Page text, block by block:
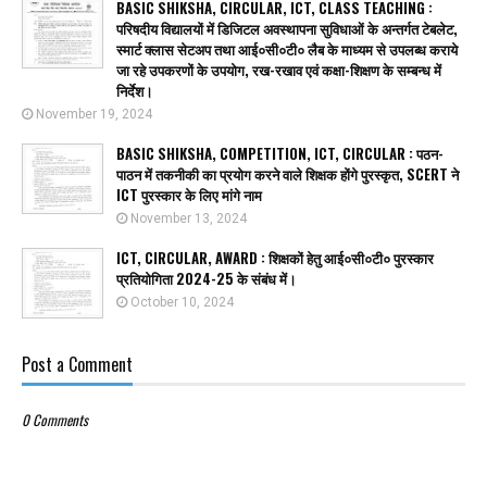
BASIC SHIKSHA, CIRCULAR, ICT, CLASS TEACHING :
परिषदीय विद्यालयों में डिजिटल अवस्थापना सुविधाओं के अन्तर्गत टेबलेट,
स्मार्ट क्लास सेटअप तथा आई०सी०टी० लैब के माध्यम से उपलब्ध कराये
जा रहे उपकरणों के उपयोग, रख-रखाव एवं कक्षा-शिक्षण के सम्बन्ध में
निर्देश।
November 19, 2024
BASIC SHIKSHA, COMPETITION, ICT, CIRCULAR : पठन-
पाठन में तकनीकी का प्रयोग करने वाले शिक्षक होंगे पुरस्कृत, SCERT ने
ICT पुरस्कार के लिए मांगे नाम
November 13, 2024
ICT, CIRCULAR, AWARD : शिक्षकों हेतु आई०सी०टी० पुरस्कार
प्रतियोगिता 2024-25 के संबंध में।
October 10, 2024
Post a Comment
0 Comments